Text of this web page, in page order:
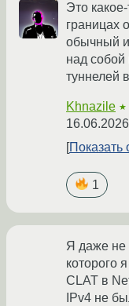
Это
границах
обычный
над собой
туннелей
Khnazile
Показать
1
Я даже не
которого
CLAT в
IPv4 не